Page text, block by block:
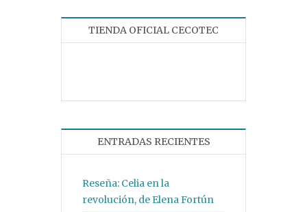
TIENDA OFICIAL CECOTEC
ENTRADAS RECIENTES
Reseña: Celia en la
revolución, de Elena Fortún